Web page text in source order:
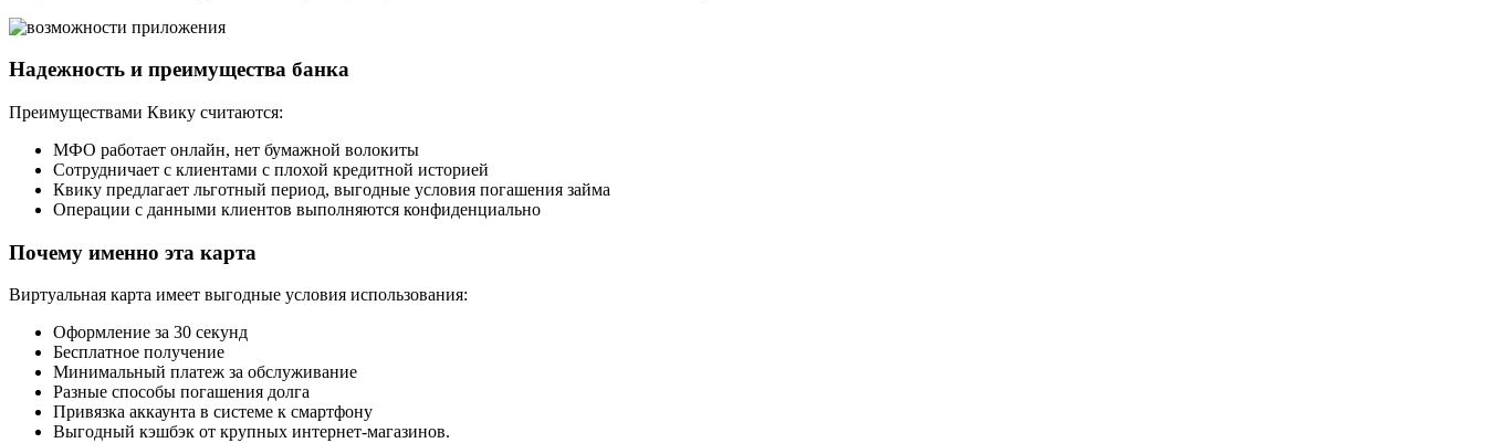
Надежность и преимущества банка
Преимуществами Квику считаются:
МФО работает онлайн, нет бумажной волокиты
Сотрудничает с клиентами с плохой кредитной историей
Квику предлагает льготный период, выгодные условия погашения займа
Операции с данными клиентов выполняются конфиденциально
Почему именно эта карта
Виртуальная карта имеет выгодные условия использования:
Оформление за 30 секунд
Бесплатное получение
Минимальный платеж за обслуживание
Разные способы погашения долга
Привязка аккаунта в системе к смартфону
Выгодный кэшбэк от крупных интернет-магазинов.